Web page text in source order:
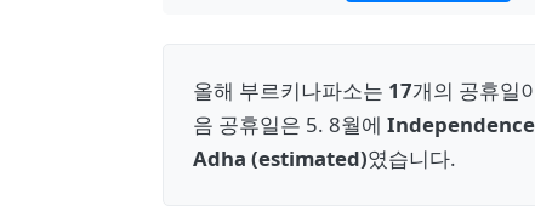
올해 부르키나파소는 17개의 공휴일
음 공휴일은 5. 8월에
Adha (estimated)였습니다.